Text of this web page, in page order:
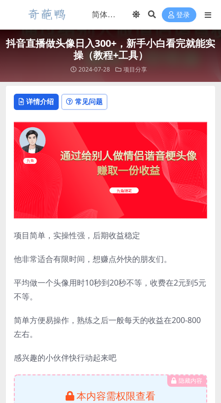
登录
抖音直播做头像日入300+，新手小白看完就能实
操（教程+工具）
2024-07-28 项目分享
详情介绍 常见问题
项目简单，实操性强，后期收益稳定
他非常适合有限时间，想赚点外快的朋友们。
平均做一个头像用时10秒到20秒不等，收费在2元到5元
不等。
简单方便易操作，熟练之后一般每天的收益在200-800
左右。
感兴趣的小伙伴快行动起来吧
隐藏内容
本内容需权限查看